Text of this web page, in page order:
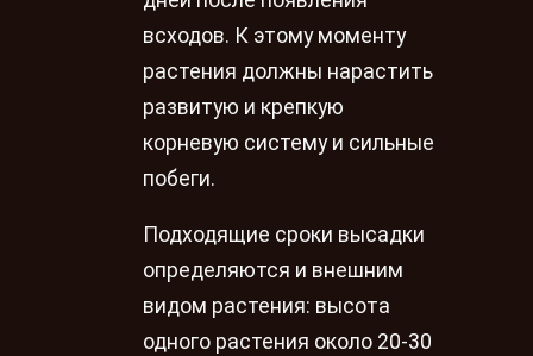
всходов. К этому моменту
растения должны нарастить
развитую и крепкую
корневую систему и сильные
побеги.
Подходящие сроки высадки
определяются и внешним
видом растения: высота
одного растения около 20-30